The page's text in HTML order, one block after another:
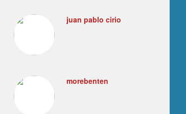
juan pablo cirio
morebenten